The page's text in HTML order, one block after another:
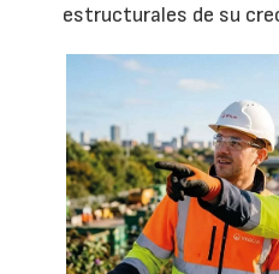
estructurales de su